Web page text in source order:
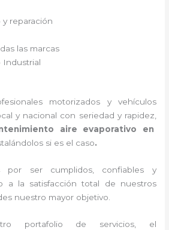
reparación
las marcas
Industrial
motorizados y vehículos
y nacional con seriedad y rapidez,
aire evaporativo en
si es el caso.
por ser cumplidos, confiables y
a la satisfacción total de nuestros
nuestro mayor objetivo.
portafolio de servicios, el